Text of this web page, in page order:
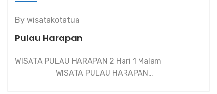
By wisatakotatua
Pulau Harapan
WISATA PULAU HARAPAN 2 Hari 1 Malam
WISATA PULAU HARAPAN…